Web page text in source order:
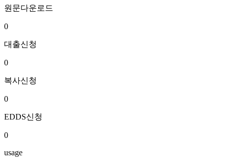
원문다운로드
0
대출신청
0
복사신청
0
EDDS신청
0
usage